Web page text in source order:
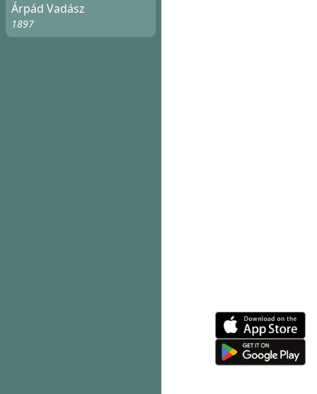
Árpád Vadász
1897